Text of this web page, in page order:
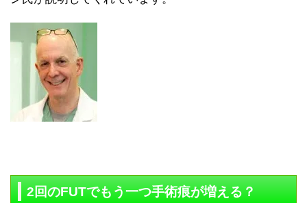
2回のFUTでもう一つ手術痕が増える？